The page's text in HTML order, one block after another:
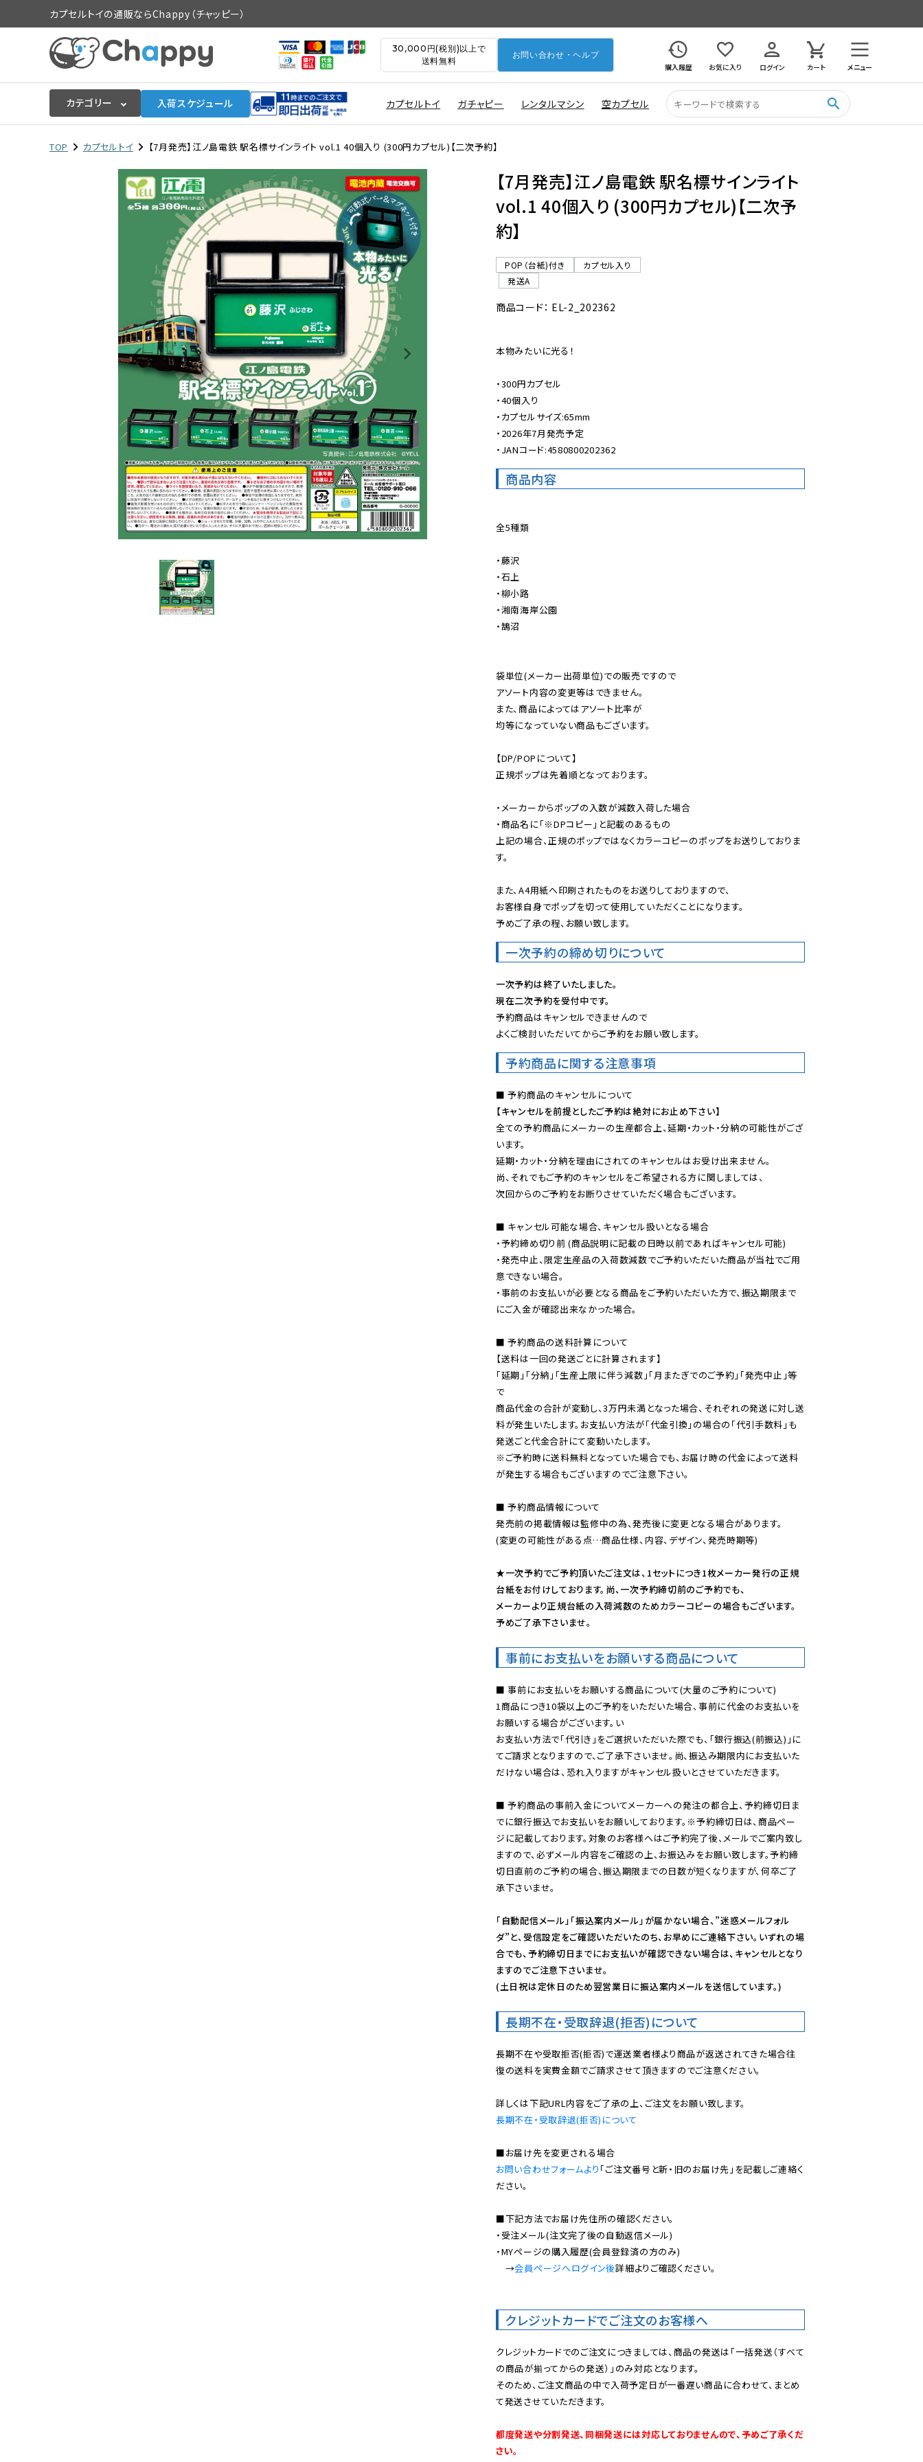
カプセルトイの通販ならChappy（チャッピー）
30,000円(税別)以上で
送料無料
お問い合わせ・ヘルプ
購入履歴
お気に入り ログイン カート メニュー
カテゴリー 入荷スケジュール カプセルトイ ガチャピー レンタルマシン 空カプセル search
ログイン 会員登録
入荷スケジュールをチェック
景品・玩具・文具
よくあるご質問
ご利用ガイド
06-6282-7659
TOP カプセルトイ 【7月発売】江ノ島電鉄 駅名標サインライト vol.1 40個入り (300円カプセル)【二次予約】
【7月発売】江ノ島電鉄 駅名標サインライト
vol.1 40個入り (300円カプセル)【二次予
約】
POP（台紙)付き
カプセル入り
発送A
商品コード： EL-2_202362
本物みたいに光る！
・300円カプセル
・40個入り
・カプセルサイズ:65mm
・2026年7月発売予定
・JANコード:4580800202362
商品内容
全5種類
・藤沢
・石上
・柳小路
・湘南海岸公園
・鵠沼
袋単位(メーカー出荷単位)での販売ですので
アソート内容の変更等はできません。
また、商品によってはアソート比率が
均等になっていない商品もございます。
【DP/POPについて】
正規ポップは先着順となっております。
・メーカーからポップの入数が減数入荷した場合
・商品名に「※DPコピー」と記載のあるもの
上記の場合、正規のポップではなくカラーコピーのポップをお送りしておりま
す。
また、A4用紙へ印刷されたものをお送りしておりますので、
お客様自身でポップを切って使用していただくことになります。
予めご了承の程、お願い致します。
一次予約の締め切りについて
一次予約は終了いたしました。
現在二次予約を受付中です。
予約商品はキャンセルできませんので
よくご検討いただいてからご予約をお願い致します。
予約商品に関する注意事項
【キャンセルを前提としたご予約は絶対にお止め下さい】
全ての予約商品にメーカーの生産都合上、延期・カット・分納の可能性がござ
います。
延期・カット・分納を理由にされてのキャンセルはお受け出来ません。
尚、それでもご予約のキャンセルをご希望される方に関しましては、
次回からのご予約をお断りさせていただく場合もございます。
■ キャンセル可能な場合、キャンセル扱いとなる場合
・予約締め切り前 (商品説明に記載の日時以前であればキャンセル可能)
・発売中止、限定生産品の入荷数減数でご予約いただいた商品が当社でご用
意できない場合。
・事前のお支払いが必要となる商品をご予約いただいた方で、振込期限まで
にご入金が確認出来なかった場合。
■ 予約商品の送料計算について
【送料は一回の発送ごとに計算されます】
「延期」「分納」「生産上限に伴う減数」「月またぎでのご予約」「発売中止」等
で
商品代金の合計が変動し、3万円未満となった場合、それぞれの発送に対し送
料が発生いたします。お支払い方法が「代金引換」の場合の「代引手数料」も
※ご予約時に送料無料となっていた場合でも、お届け時の代金によって送料
が発生する場合もございますのでご注意下さい。
■ 予約商品情報について
発売前の掲載情報は監修中の為、発売後に変更となる場合があります。
(変更の可能性がある点…商品仕様、内容、デザイン、発売時期等)
★一次予約でご予約頂いたご注文は、1セットにつき1枚メーカー発行の正規
台紙をお付けしております。尚、一次予約締切前のご予約でも、
メーカーより正規台紙の入荷減数のためカラーコピーの場合もございます。
予めご了承下さいませ。
事前にお支払いをお願いする商品について
■ 事前にお支払いをお願いする商品について(大量のご予約について)
1商品につき10袋以上のご予約をいただいた場合、事前に代金のお支払いを
お願いする場合がございます。い
お支払い方法で「代引き」をご選択いただいた際でも、「銀行振込(前振込)」に
てご請求となりますので、ご了承下さいませ。尚、振込み期限内にお支払いた
だけない場合は、恐れ入りますがキャンセル扱いとさせていただきます。
■ 予約商品の事前入金についてメーカーへの発注の都合上、予約締切日ま
でに銀行振込でお支払いをお願いしております。※予約締切日は、商品ペー
ジに記載しております。対象のお客様へはご予約完了後、メールでご案内致し
ますので、必ずメール内容をご確認の上、お振込みをお願い致します。予約締
切日直前のご予約の場合、振込期限までの日数が短くなりますが、何卒ご了
承下さいませ。
「自動配信メール」「振込案内メール」が届かない場合、”迷惑メールフォル
ダ”と、受信設定をご確認いただいたのち、お早めにご連絡下さい。いずれの場
合でも、予約締切日までにお支払いが確認できない場合は、キャンセルとなり
ますのでご注意下さいませ。
(土日祝は定休日のため翌営業日に振込案内メールを送信しています。)
長期不在・受取辞退(拒否)について
長期不在や受取拒否(拒否)で運送業者様より商品が返送されてきた場合往
復の送料を実費金額でご請求させて頂きますのでご注意ください。
長期不在・受取辞退(拒否)について
お問い合わせフォームより 「ご注文番号と新・旧のお届け先」を記載しご連絡く
ださい。
■下記方法でお届け先住所の確認ください。
・受注メール(注文完了後の自動返信メール)
・MYページの購入履歴(会員登録済の方のみ)
→会員ページへログイン後詳細よりご確認ください。
クレジットカードでご注文のお客様へ
クレジットカードでのご注文につきましては、商品の発送は「一括発送（すべて
の商品が揃ってからの発送）」のみ対応となります。
そのため、ご注文商品の中で入荷予定日が一番遅い商品に合わせて、まとめ
て発送させていただきます。
都度発送や分割発送、同梱発送には対応しておりませんので、予めご了承くだ
さい。